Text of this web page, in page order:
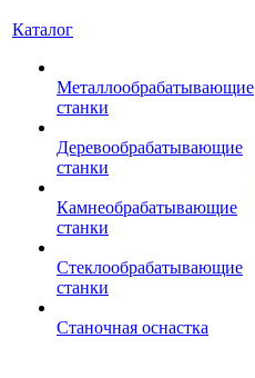
Каталог
Металлообрабатывающие
станки
Деревообрабатывающие
станки
Камнеобрабатывающие
станки
Стеклообрабатывающие
станки
Станочная оснастка